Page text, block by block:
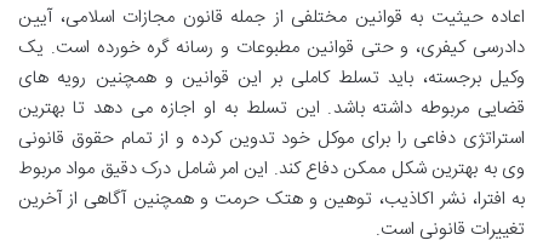
اعاده حیثیت به قوانین مختلفی از جمله قانون مجازات اسلامی، آیین
دادرسی کیفری، و حتی قوانین مطبوعات و رسانه گره خورده است. یک
وکیل برجسته، باید تسلط کاملی بر این قوانین و همچنین رویه های
قضایی مربوطه داشته باشد. این تسلط به او اجازه می دهد تا بهترین
استراتژی دفاعی را برای موکل خود تدوین کرده و از تمام حقوق قانونی
وی به بهترین شکل ممکن دفاع کند. این امر شامل درک دقیق مواد مربوط
به افترا، نشر اکاذیب، توهین و هتک حرمت و همچنین آگاهی از آخرین
تغییرات قانونی است.